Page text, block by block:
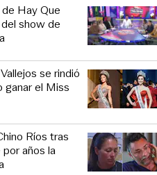
Hay Que
show de
se rindió
ganar el Miss
Ríos tras
años la